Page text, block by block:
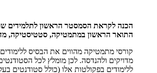
הכנה לקראת הסמסטר הראשון לתלמידים
התואר הראשון במתמטיקה, סטטיסטיקה,
קורסי מתמטיקה מהווים את הבסיס
מדויקים ולהנדסה. לכן מומלץ לכל